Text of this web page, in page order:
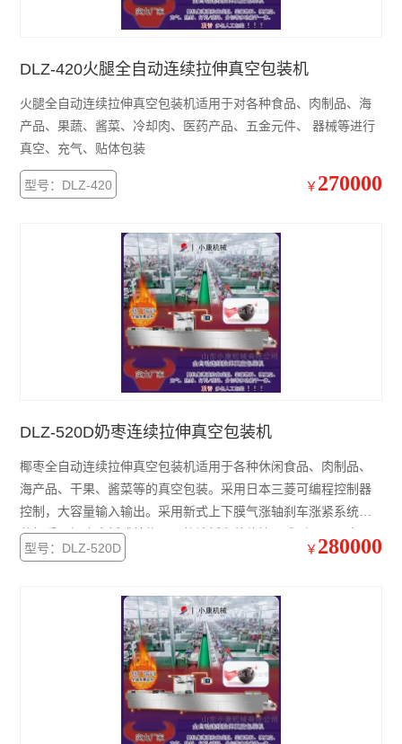
DLZ-420火腿全自动连续拉伸真空包装机
火腿全自动连续拉伸真空包装机适用于对各种食品、肉制品、海
产品、果蔬、酱菜、冷却肉、医药产品、五金元件、 器械等进行
真空、充气、贴体包装
型号：DLZ-420 ￥ 270000
DLZ-520D奶枣连续拉伸真空包装机
椰枣全自动连续拉伸真空包装机适用于各种休闲食品、肉制品、
海产品、干果、酱菜等的真空包装。采用日本三菱可编程控制器
控制，大容量输入输出。采用新式上下膜气涨轴刹车涨紧系统。
整机采用铝合金板式结构，导轨墙板为整体挤压成型，不易变
形，设备底部配有刹车轮跟地脚，方便移动。成型封口，横道纵
型号：DLZ-520D ￥ 280000